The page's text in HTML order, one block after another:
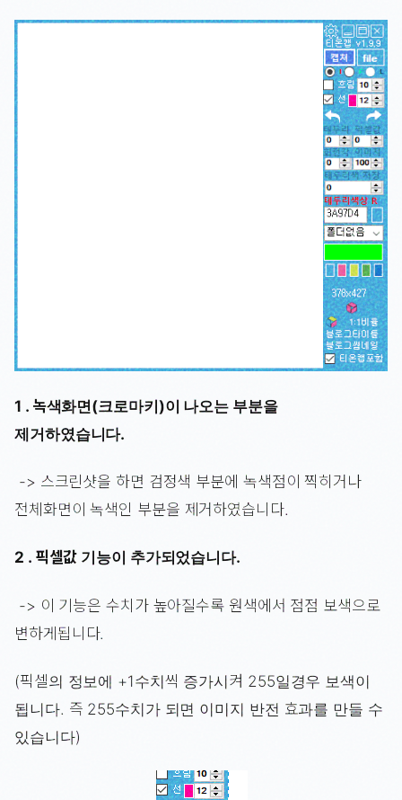
1 . 녹색화면(크로마키)이 나오는 부분을
제거하였습니다.
-> 스크린샷을 하면 검정색 부분에 녹색점이 찍히거나
전체화면이 녹색인 부분을 제거하였습니다.
2 . 픽셀값 기능이 추가되었습니다.
-> 이 기능은 수치가 높아질수록 원색에서 점점 보색으로
변하게됩니다.
(픽셀의 정보에 +1수치씩 증가시켜 255일경우 보색이
됩니다. 즉 255수치가 되면 이미지 반전 효과를 만들 수
있습니다)